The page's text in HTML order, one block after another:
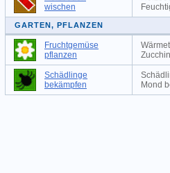
wischen
GARTEN, PFLANZEN
Fruchtgemüse
pflanzen
Schädlinge
bekämpfen
Mond